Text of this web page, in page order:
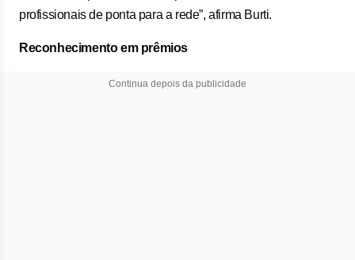
profissionais de ponta para a rede”, afirma Burti.
Reconhecimento em prêmios
Continua depois da publicidade